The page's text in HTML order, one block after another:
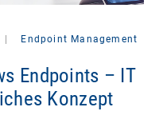
Endpoint Management
Endpoints – IT
Konzept